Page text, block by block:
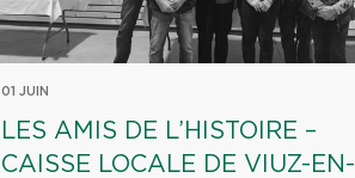
01 JUIN
LES AMIS DE L’HISTOIRE –
CAISSE LOCALE DE VIUZ-EN-